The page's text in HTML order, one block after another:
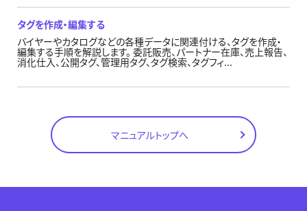
タグを作成・編集する
バイヤーやカタログなどの各種データに関連付ける、タグを作成・
編集する手順を解説します。 委託販売、パートナー在庫、売上報告、
消化仕入、公開タグ、管理用タグ、タグ検索、タグフィ...
マニュアルトップへ